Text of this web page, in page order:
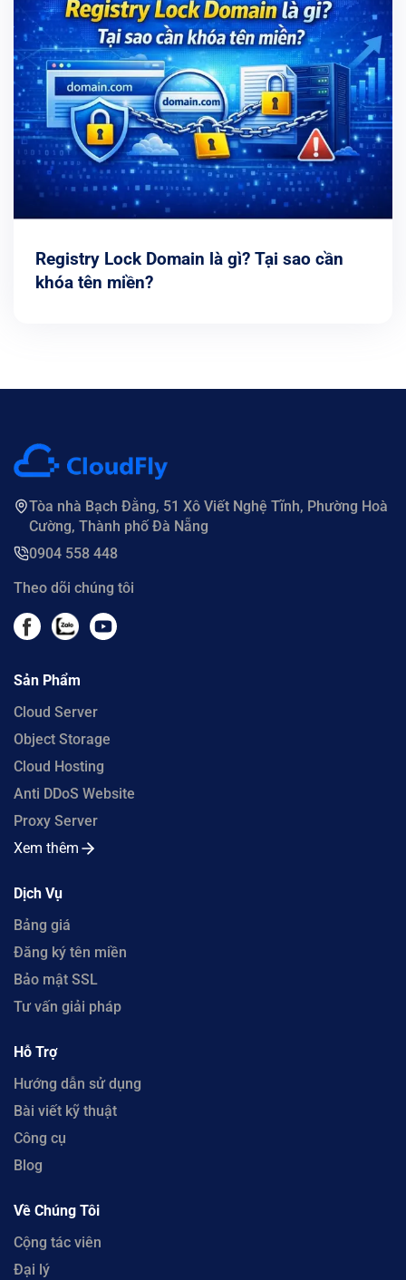
Registry Lock Domain là gì? Tại sao cần
khóa tên miền?
Tòa nhà Bạch Đằng, 51 Xô Viết Nghệ Tĩnh, Phường Hoà
Cường, Thành phố Đà Nẵng
0904 558 448
Theo dõi chúng tôi
Sản Phẩm
Cloud Server
Object Storage
Cloud Hosting
Anti DDoS Website
Proxy Server
Xem thêm
Dịch Vụ
Bảng giá
Đăng ký tên miền
Bảo mật SSL
Tư vấn giải pháp
Hỗ Trợ
Hướng dẫn sử dụng
Bài viết kỹ thuật
Công cụ
Blog
Về Chúng Tôi
Cộng tác viên
Đại lý